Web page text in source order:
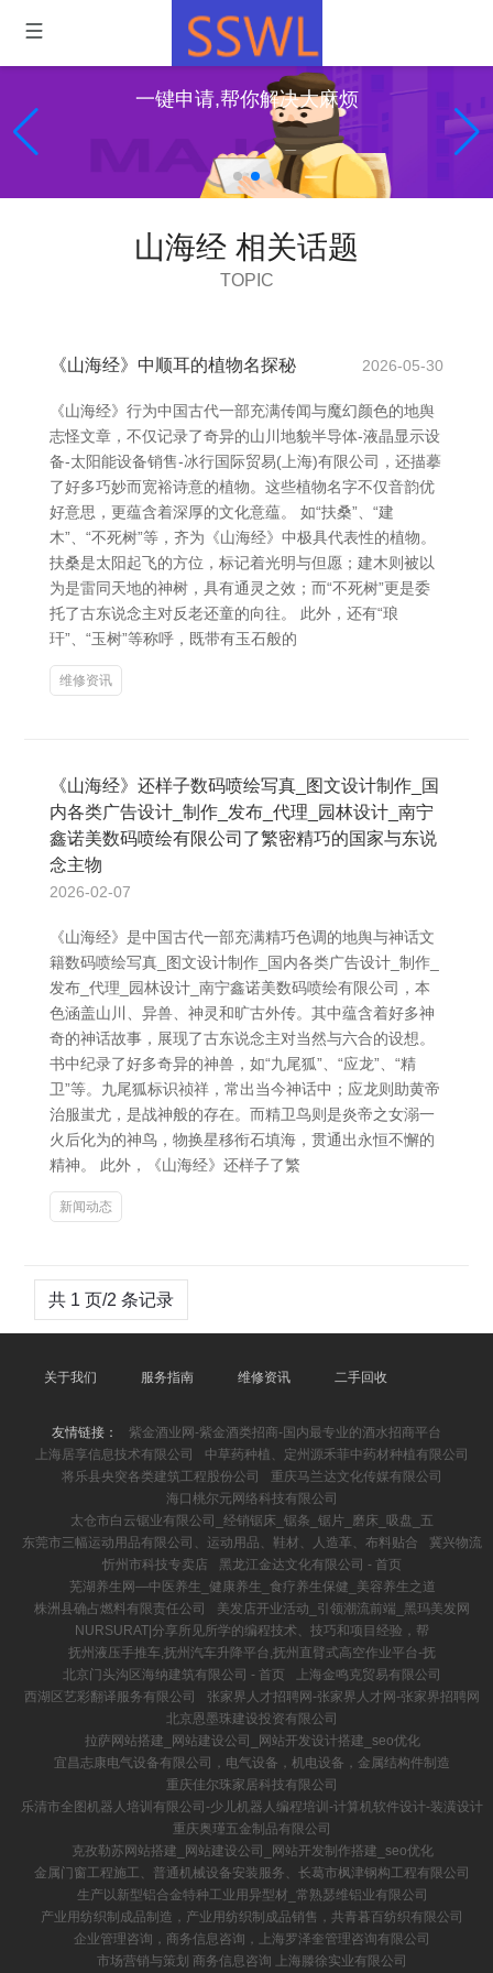
一键申请,帮你解决大麻烦
山海经 相关话题
TOPIC
《山海经》中顺耳的植物名探秘 2026-05-30
《山海经》行为中国古代一部充满传闻与魔幻颜色的地舆
志怪文章，不仅记录了奇异的山川地貌半导体-液晶显示设
备-太阳能设备销售-冰行国际贸易(上海)有限公司，还描摹
了好多巧妙而宽裕诗意的植物。这些植物名字不仅音韵优
好意思，更蕴含着深厚的文化意蕴。 如“扶桑”、“建
木”、“不死树”等，齐为《山海经》中极具代表性的植物。
扶桑是太阳起飞的方位，标记着光明与但愿；建木则被以
为是雷同天地的神树，具有通灵之效；而“不死树”更是委
托了古东说念主对反老还童的向往。 此外，还有“琅
玕”、“玉树”等称呼，既带有玉石般的
维修资讯
《山海经》还样子数码喷绘写真_图文设计制作_国
内各类广告设计_制作_发布_代理_园林设计_南宁
鑫诺美数码喷绘有限公司了繁密精巧的国家与东说
念主物
2026-02-07
《山海经》是中国古代一部充满精巧色调的地舆与神话文
籍数码喷绘写真_图文设计制作_国内各类广告设计_制作_
发布_代理_园林设计_南宁鑫诺美数码喷绘有限公司，本
色涵盖山川、异兽、神灵和旷古外传。其中蕴含着好多神
奇的神话故事，展现了古东说念主对当然与六合的设想。
书中纪录了好多奇异的神兽，如“九尾狐”、“应龙”、“精
卫”等。九尾狐标识祯祥，常出当今神话中；应龙则助黄帝
治服蚩尤，是战神般的存在。而精卫鸟则是炎帝之女溺一
火后化为的神鸟，物换星移衔石填海，贯通出永恒不懈的
精神。 此外，《山海经》还样子了繁
新闻动态
共 1 页/2 条记录
关于我们 服务指南 维修资讯 二手回收
友情链接：
紫金酒业网-紫金酒类招商-国内最专业的酒水招商平台
上海居享信息技术有限公司
中草药种植、定州源禾菲中药材种植有限公司
将乐县央突各类建筑工程股份公司
重庆马兰达文化传媒有限公司
海口桃尔元网络科技有限公司
太仓市白云锯业有限公司_经销锯床_锯条_锯片_磨床_吸盘_五
东莞市三幅运动用品有限公司、运动用品、鞋材、人造革、布料贴合
冀兴物流
忻州市科技专卖店
黑龙江金达文化有限公司 - 首页
芜湖养生网—中医养生_健康养生_食疗养生保健_美容养生之道
株洲县确占燃料有限责任公司
美发店开业活动_引领潮流前端_黑玛美发网
NURSURAT|分享所见所学的编程技术、技巧和项目经验，帮
抚州液压手推车,抚州汽车升降平台,抚州直臂式高空作业平台-抚
北京门头沟区海纳建筑有限公司 - 首页
上海金鸣克贸易有限公司
西湖区艺彩翻译服务有限公司
张家界人才招聘网-张家界人才网-张家界招聘网
北京恩墨珠建设投资有限公司
拉萨网站搭建_网站建设公司_网站开发设计搭建_seo优化
宜昌志康电气设备有限公司，电气设备，机电设备，金属结构件制造
重庆佳尔珠家居科技有限公司
乐清市全图机器人培训有限公司-少儿机器人编程培训-计算机软件设计-装潢设计
重庆奥瑾五金制品有限公司
克孜勒苏网站搭建_网站建设公司_网站开发制作搭建_seo优化
金属门窗工程施工、普通机械设备安装服务、长葛市枫津钢构工程有限公司
生产以新型铝合金特种工业用异型材_常熟瑟维铝业有限公司
产业用纺织制成品制造，产业用纺织制成品销售，共青暮百纺织有限公司
企业管理咨询，商务信息咨询，上海罗泽奎管理咨询有限公司
市场营销与策划 商务信息咨询 上海滕徐实业有限公司